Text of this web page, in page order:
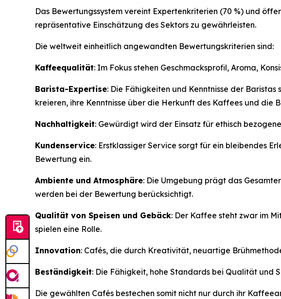
Das Bewertungssystem vereint Expertenkriterien (70 %) und
repräsentative Einschätzung des Sektors zu gewährleisten.
Die weltweit einheitlich angewandten Bewertungskriterien sind:
Kaffeequalität: Im Fokus stehen Geschmacksprofil, Aroma,
Barista-Expertise: Die Fähigkeiten und Kenntnisse der
kreieren, ihre Kenntnisse über die Herkunft des Kaffees und die
Nachhaltigkeit: Gewürdigt wird der Einsatz für ethisch
Kundenservice: Erstklassiger Service sorgt für ein bleibendes
Bewertung ein.
Ambiente und Atmosphäre: Die Umgebung prägt das
werden bei der Bewertung berücksichtigt.
Qualität von Speisen und Gebäck: Der Kaffee steht zwar im
spielen eine Rolle.
Innovation: Cafés, die durch Kreativität, neuartige
Beständigkeit: Die Fähigkeit, hohe Standards bei Qualität und
Die gewählten Cafés bestechen somit nicht nur durch ihr